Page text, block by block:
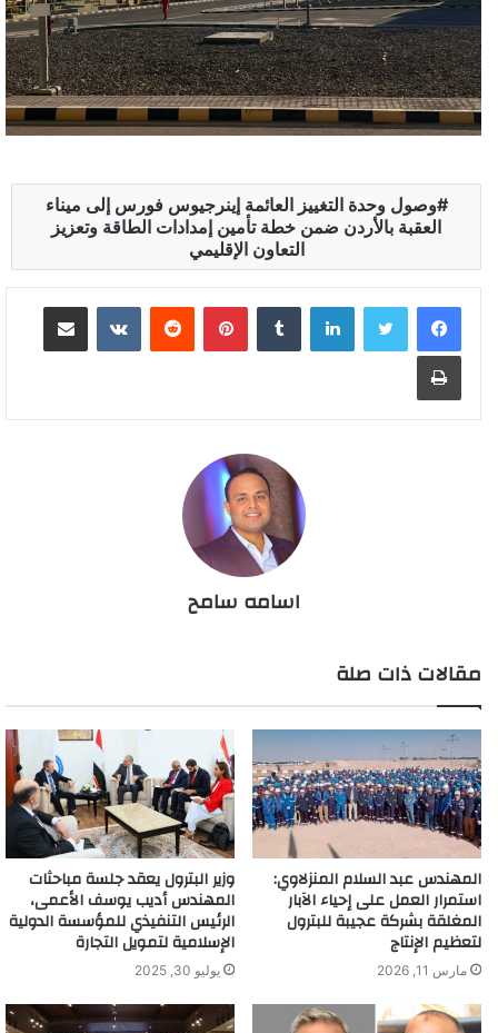
وصول وحدة التغييز العائمة إينرجيوس فورس إلى ميناء
العقبة بالأردن ضمن خطة تأمين إمدادات الطاقة وتعزيز
التعاون الإقليمي
لينكدإن بينتيريست مشاركة عبر البريد
طباعة
اسامه سامح
مقالات ذات صلة
المهندس عبد السلام المنزلاوي:
استمرار العمل على إحياء الآبار
المغلقة بشركة عجيبة للبترول
لتعظيم الإنتاج
مارس 11, 2026
وزير البترول يعقد جلسة مباحثات
المهندس أديب يوسف الأعمى،
الرئيس التنفيذي للمؤسسة الدولية
الإسلامية لتمويل التجارة
يوليو 30, 2025